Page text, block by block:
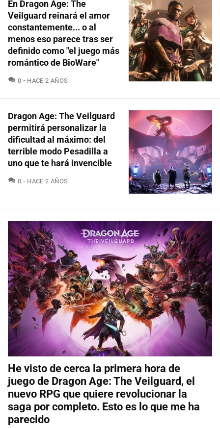
En Dragon Age: The
Veilguard reinará el amor
constantemente... o al
menos eso parece tras ser
definido como "el juego más
romántico de BioWare"
0 COMENTARIOS
HACE 2 AÑOS
Dragon Age: The Veilguard
permitirá personalizar la
dificultad al máximo: del
terrible modo Pesadilla a
uno que te hará invencible
0 COMENTARIOS
HACE 2 AÑOS
He visto de cerca la primera hora de
juego de Dragon Age: The Veilguard, el
nuevo RPG que quiere revolucionar la
saga por completo. Esto es lo que me ha
parecido